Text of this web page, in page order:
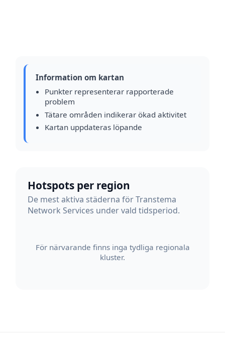
Information om kartan
Punkter representerar rapporterade
problem
Tätare områden indikerar ökad aktivitet
Kartan uppdateras löpande
Hotspots per region
De mest aktiva städerna för Transtema
Network Services under vald tidsperiod.
För närvarande finns inga tydliga regionala
kluster.